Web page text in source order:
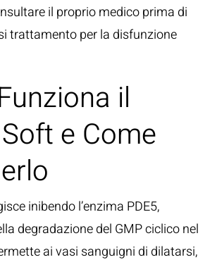
il proprio medico prima di
trattamento per la disfunzione
il
e Come
inibendo l’enzima PDE5,
degradazione del GMP ciclico nel
ai vasi sanguigni di dilatarsi,